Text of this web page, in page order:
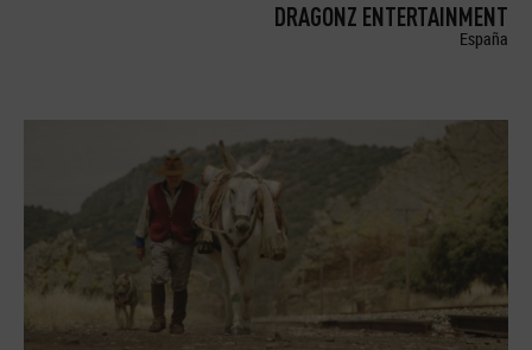
DRAGONZ ENTERTAINMENT
España